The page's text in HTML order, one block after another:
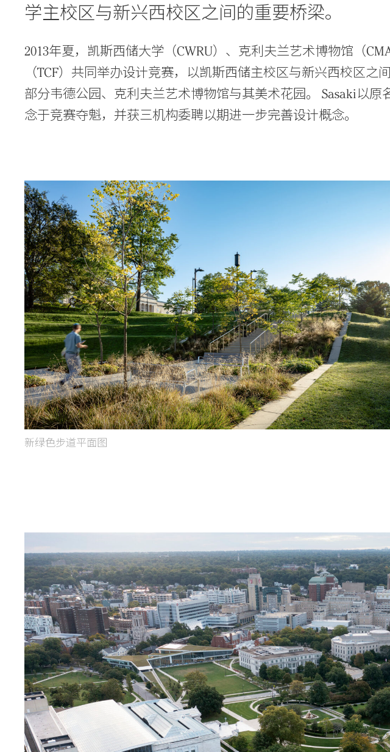
学主校区与新兴西校区之间的重要桥梁。
2013年夏，凯斯西储大学（CWRU）、克利夫兰艺术博物馆（
（TCF）共同举办设计竞赛，以凯斯西储主校区与新兴西校区之
部分韦德公园、克利夫兰艺术博物馆与其美术花园。 Sasaki以原
念于竞赛夺魁，并获三机构委聘以期进一步完善设计概念。
新绿色步道平面图